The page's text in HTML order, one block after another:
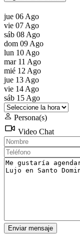
jue 06 Ago
vie 07 Ago
sáb 08 Ago
dom 09 Ago
lun 10 Ago
mar 11 Ago
mié 12 Ago
jue 13 Ago
vie 14 Ago
sáb 15 Ago
Persona(s)
Video Chat